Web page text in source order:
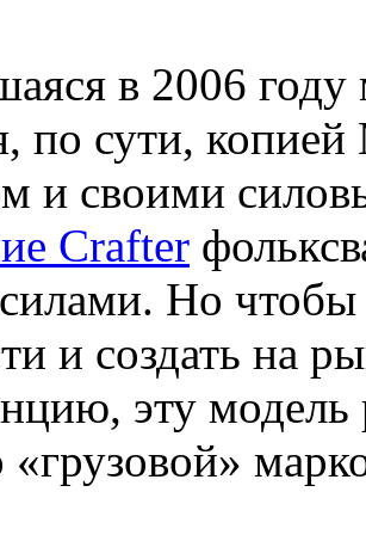
в 2006
по сути,
и своими
Crafter
Но чтобы
и создать на
эту
«грузовой»